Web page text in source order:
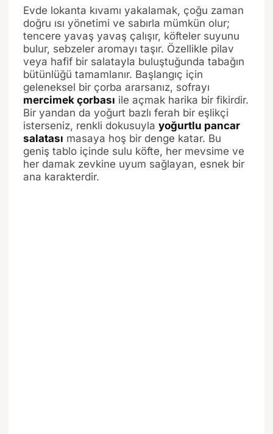
Evde lokanta kıvamı yakalamak, çoğu zaman
doğru ısı yönetimi ve sabırla mümkün olur;
tencere yavaş yavaş çalışır, köfteler suyunu
bulur, sebzeler aromayı taşır. Özellikle pilav
veya hafif bir salatayla buluştuğunda tabağın
bütünlüğü tamamlanır. Başlangıç için
geleneksel bir çorba ararsanız, sofrayı
mercimek çorbası ile açmak harika bir fikirdir.
Bir yandan da yoğurt bazlı ferah bir eşlikçi
isterseniz, renkli dokusuyla yoğurtlu pancar
salatası masaya hoş bir denge katar. Bu
geniş tablo içinde sulu köfte, her mevsime ve
her damak zevkine uyum sağlayan, esnek bir
ana karakterdir.